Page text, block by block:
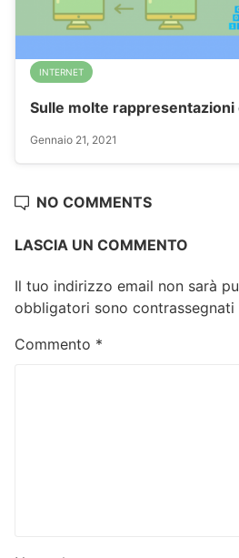
INTERNET
Sulle molte rappresentazioni
Gennaio 21, 2021
NO COMMENTS
LASCIA UN COMMENTO
Il tuo indirizzo email non sarà
obbligatori sono contrassegnati
Commento *